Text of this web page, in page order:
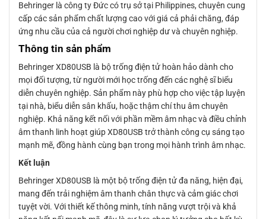
Behringer là công ty Đức có trụ sở tại Philippines, chuyên cung
cấp các sản phẩm chất lượng cao với giá cả phải chăng, đáp
ứng nhu cầu của cả người chơi nghiệp dư và chuyên nghiệp.
Thông tin sản phẩm
Behringer XD80USB là bộ trống điện tử hoàn hảo dành cho
mọi đối tượng, từ người mới học trống đến các nghệ sĩ biểu
diễn chuyên nghiệp. Sản phẩm này phù hợp cho việc tập luyện
tại nhà, biểu diễn sân khấu, hoặc thậm chí thu âm chuyên
nghiệp. Khả năng kết nối với phần mềm âm nhạc và điều chỉnh
âm thanh linh hoạt giúp XD80USB trở thành công cụ sáng tạo
mạnh mẽ, đồng hành cùng bạn trong mọi hành trình âm nhạc.
Kết luận
Behringer XD80USB là một bộ trống điện tử đa năng, hiện đại,
mang đến trải nghiệm âm thanh chân thực và cảm giác chơi
tuyệt vời. Với thiết kế thông minh, tính năng vượt trội và khả